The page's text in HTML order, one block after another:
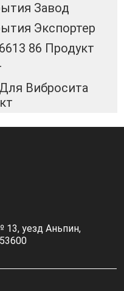
Завод
Экспортер
86 Продукт
Вибросита
13, уезд Аньпин,